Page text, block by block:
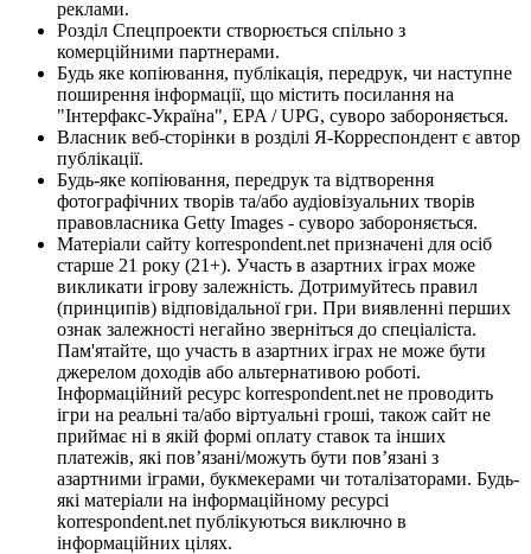
реклами.
Розділ Спецпроекти створюється спільно з
комерційними партнерами.
Будь яке копіювання, публікація, передрук, чи наступне
поширення інформації, що містить посилання на
"Інтерфакс-Україна", EPA / UPG, суворо забороняється.
Власник веб-сторінки в розділі Я-Корреспондент є автор
публікації.
Будь-яке копіювання, передрук та відтворення
фотографічних творів та/або аудіовізуальних творів
правовласника Getty Images - суворо забороняється.
Матеріали сайту korrespondent.net призначені для осіб
старше 21 року (21+). Участь в азартних іграх може
викликати ігрову залежність. Дотримуйтесь правил
(принципів) відповідальної гри. При виявленні перших
ознак залежності негайно зверніться до спеціаліста.
Пам'ятайте, що участь в азартних іграх не може бути
джерелом доходів або альтернативою роботі.
Інформаційний ресурс korrespondent.net не проводить
ігри на реальні та/або віртуальні гроші, також сайт не
приймає ні в якій формі оплату ставок та інших
платежів, які пов’язані/можуть бути пов’язані з
азартними іграми, букмекерами чи тоталізаторами. Будь-
які матеріали на інформаційному ресурсі
korrespondent.net публікуються виключно в
інформаційних цілях.